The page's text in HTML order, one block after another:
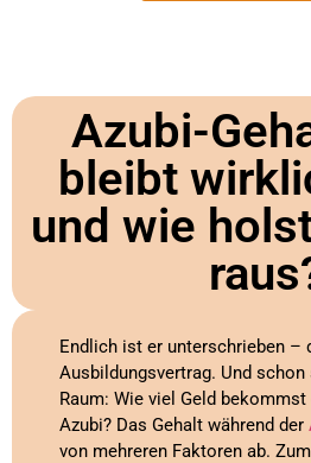
Azubi-
bleibt
und wie
Endlich ist er unterschrieben –
Ausbildungsvertrag. Und
Raum: Wie viel Geld
Azubi? Das Gehalt während der
von mehreren Faktoren ab.